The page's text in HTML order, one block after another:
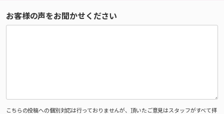
お客様の声をお聞かせください
こちらの投稿への個別対応は行っておりませんが、頂いたご意見はスタッフがすべて拝